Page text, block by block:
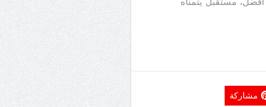
مشاركة